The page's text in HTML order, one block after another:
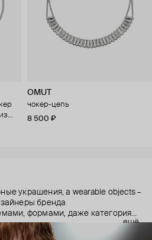
OMUT
чокер-цепь
8 500 ₽
украшения, а wearable objects –
бренда
формами, даже категориями
на шею, но и на тело). В
украшения, но всегда с
ещё